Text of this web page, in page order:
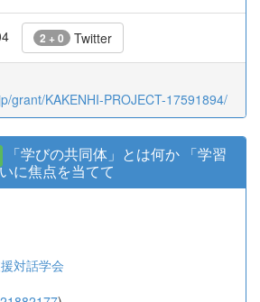
2 + 0 Twitter
grant/KAKENHI-PROJECT-17591894/
「学びの共同体」とは何か 「学習
に焦点を当てて
対話学会